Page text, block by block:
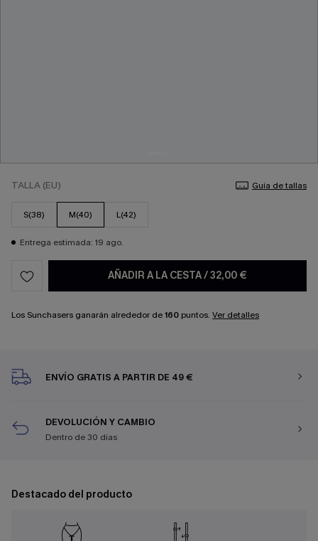
TALLA (EU) Guía de tallas
S(38) M(40) L(42)
Entrega estimada: 19 ago.
AÑADIR A LA CESTA/32,00 €
Los Sunchasers ganarán alrededor de160 puntos. Ver detalles
ENVÍO GRATIS A PARTIR DE 49 €
DEVOLUCIÓN Y CAMBIO
Dentro de 30 días
Destacado del producto